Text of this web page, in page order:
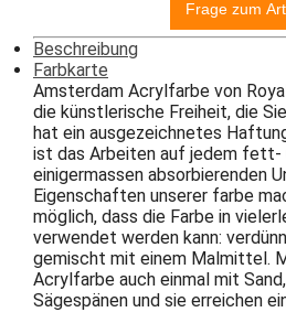
Beschreibung
Farbkarte
Amsterdam Acrylfarbe von
die künstlerische Freiheit, die
hat ein ausgezeichnetes
ist das Arbeiten auf jedem fett-
einigermassen absorbierenden
Eigenschaften unserer farbe
möglich, dass die Farbe in
verwendet werden kann:
gemischt mit einem Malmittel.
Acrylfarbe auch einmal mit
Sägespänen und sie erreichen